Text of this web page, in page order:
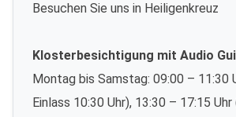
Besuchen Sie uns in Heiligenkreuz
Klosterbesichtigung mit Audio
Montag bis Samstag: 09:00 – 11:30
Einlass 10:30 Uhr), 13:30 – 17:15